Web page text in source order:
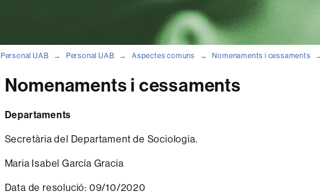
Personal UAB Personal UAB Aspectes comuns Nomenaments i cessaments
Nomenaments i cessaments
Departaments
Secretària del Departament de Sociologia.
Maria Isabel García Gracia
Data de resolució: 09/10/2020